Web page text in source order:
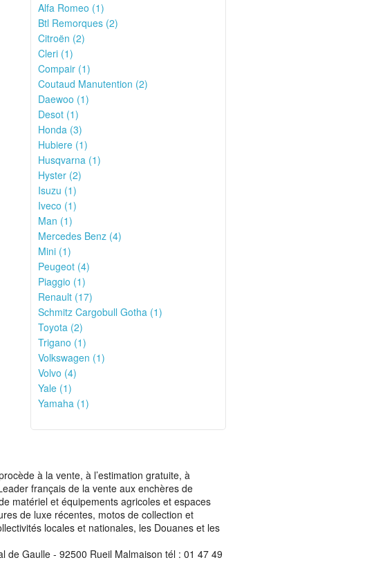
Alfa Romeo (1)
Btl Remorques (2)
Citroën (2)
Cleri (1)
Compair (1)
Coutaud Manutention (2)
Daewoo (1)
Desot (1)
Honda (3)
Hubiere (1)
Husqvarna (1)
Hyster (2)
Isuzu (1)
Iveco (1)
Man (1)
Mercedes Benz (4)
Mini (1)
Peugeot (4)
Piaggio (1)
Renault (17)
Schmitz Cargobull Gotha (1)
Toyota (2)
Trigano (1)
Volkswagen (1)
Volvo (4)
Yale (1)
Yamaha (1)
à la vente, à l’estimation gratuite, à
français de la vente aux enchères de
matériel et équipements agricoles et espaces
de luxe récentes, motos de collection et
locales et nationales, les Douanes et les
de Gaulle - 92500 Rueil Malmaison tél : 01 47 49